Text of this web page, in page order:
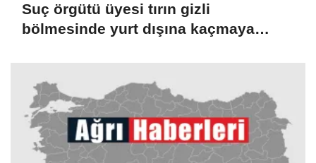
Suç örgütü üyesi tırın gizli
bölmesinde yurt dışına kaçmaya